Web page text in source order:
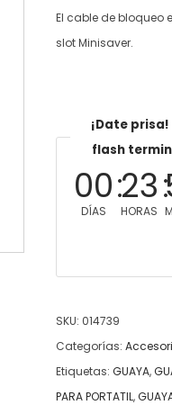
El cable de bloqueo
slot Minisaver.
¡Date prisa!
flash
00
DÍAS
23
HORAS
SKU: 014739
Categorías:
Etiquetas: GUAYA,
PARA PORTATIL,